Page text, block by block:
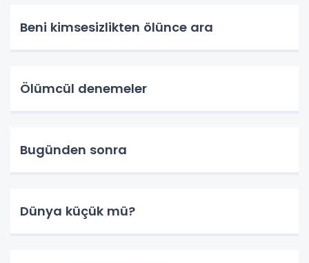
Beni kimsesizlikten ölünce ara
Ölümcül denemeler
Bugünden sonra
Dünya küçük mü?